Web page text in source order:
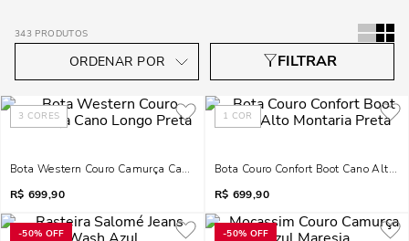
343 PRODUTOS
3 CORES
Bota Western Couro Camurça Cano Longo Preta
R$ 699,90
1 COR
Bota Couro Confort Boot Cano Alto
R$ 699,90
-50% OFF -50% OFF